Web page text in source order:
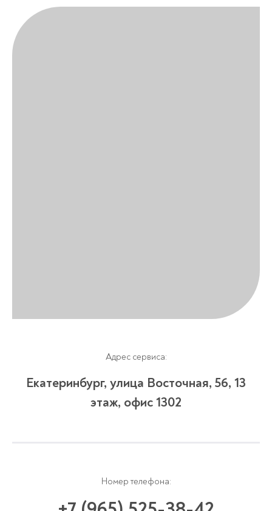
Адрес сервиса:
Екатеринбург, улица Восточная, 56, 13
этаж, офис 1302
Номер телефона: